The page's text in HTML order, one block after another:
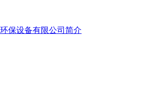
保设备有限公司简介